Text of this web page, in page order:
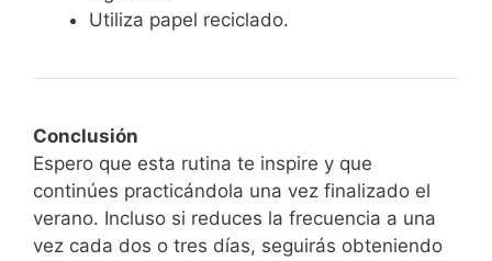
Utiliza papel reciclado.
Conclusión
Espero que esta rutina te inspire y que
continúes practicándola una vez finalizado el
verano. Incluso si reduces la frecuencia a una
vez cada dos o tres días, seguirás obteniendo